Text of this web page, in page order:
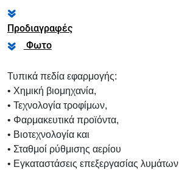
Προδιαγραφές
Φωτο
Τυπικά πεδία εφαρμογής:
• Χημική βιομηχανία,
• Τεχνολογία τροφίμων,
• Φαρμακευτικά προϊόντα,
• Βιοτεχνολογία και
• Σταθμοί ρύθμισης αερίου
• Εγκαταστάσεις επεξεργασίας λυμάτων